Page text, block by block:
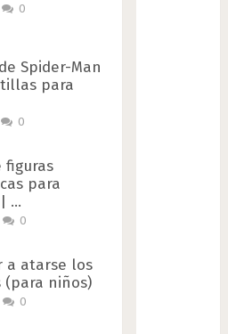
0
Spider-Man
para
0
figuras
para
…
0
a atarse los
(para niños)
0